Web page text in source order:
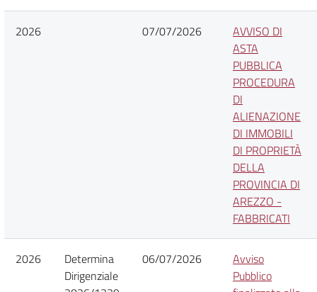
2026 07/07/2026
AVVISO DI
ASTA
PUBBLICA
PROCEDURA
DI
ALIENAZIONE
DI IMMOBILI
DI PROPRIETÀ
DELLA
PROVINCIA DI
AREZZO -
FABBRICATI
2026
Determina
Dirigenziale
06/07/2026
Avviso
Pubblico